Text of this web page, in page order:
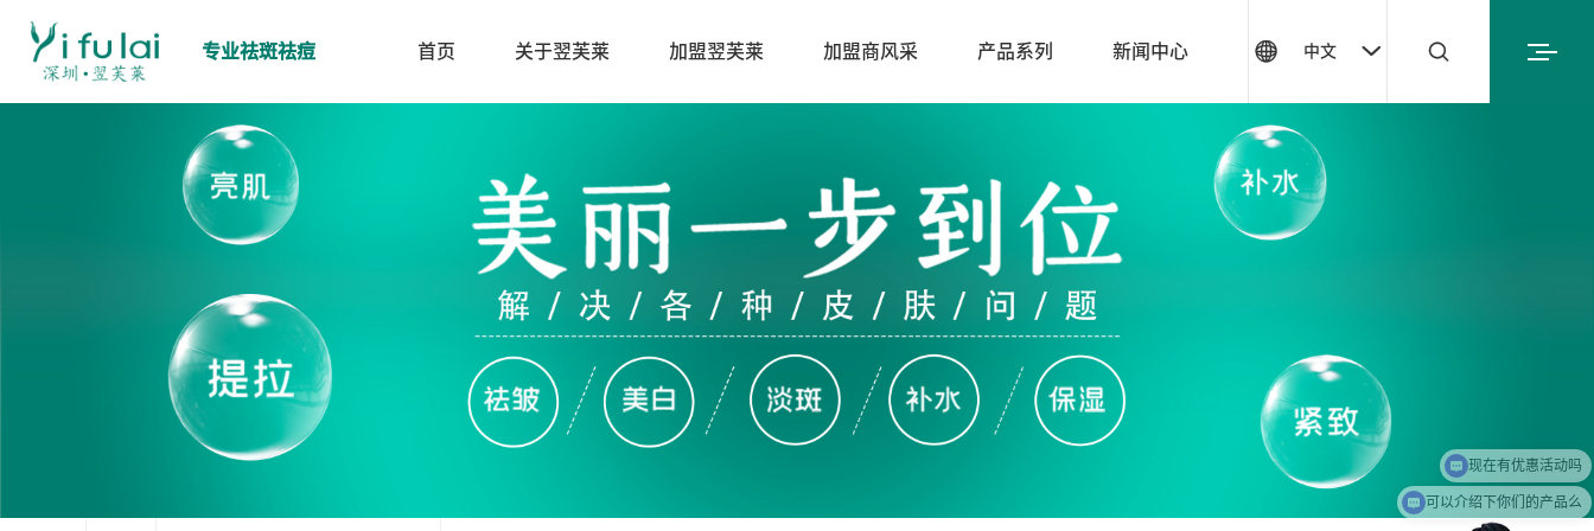
专业祛斑祛痘 首页 关于翌芙莱 加盟翌芙莱 加盟商风采 产品系列 新闻中心  中文  
可以介绍下你们的产品么